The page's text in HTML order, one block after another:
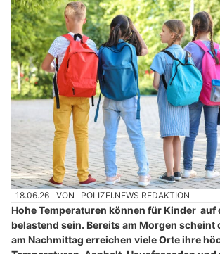
18.06.26 VON POLIZEI.NEWS REDAKTION
Hohe Temperaturen können für Kinder auf
belastend sein. Bereits am Morgen scheint
am Nachmittag erreichen viele Orte ihre